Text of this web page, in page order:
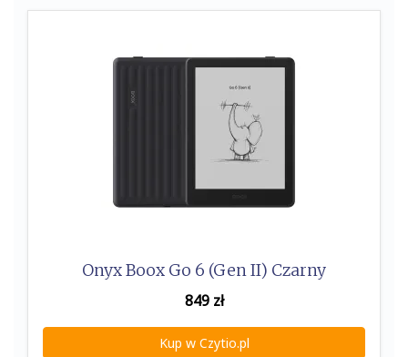
k
Onyx Boox Go 6 (Gen II) Czarny
849zł
Kup w Czytio.pl